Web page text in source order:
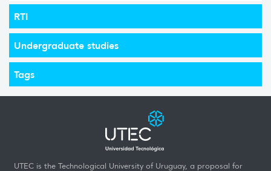
RTI
Undergraduate studies
Tags
UTEC is the Technological University of Uruguay, a proposal for